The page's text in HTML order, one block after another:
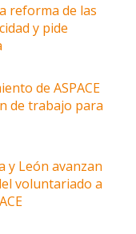
reforma de las
y pide
de ASPACE
de trabajo para
y León avanzan
voluntariado a